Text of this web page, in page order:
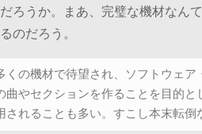
ろうか。まあ、完璧な機材なん
のだろう。
くの機材で待望され、ソフトウェ
やセクションを作ることを目的と
れることも多い。すこし本末転倒